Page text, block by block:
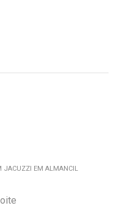
JACUZZI EM ALMANCIL